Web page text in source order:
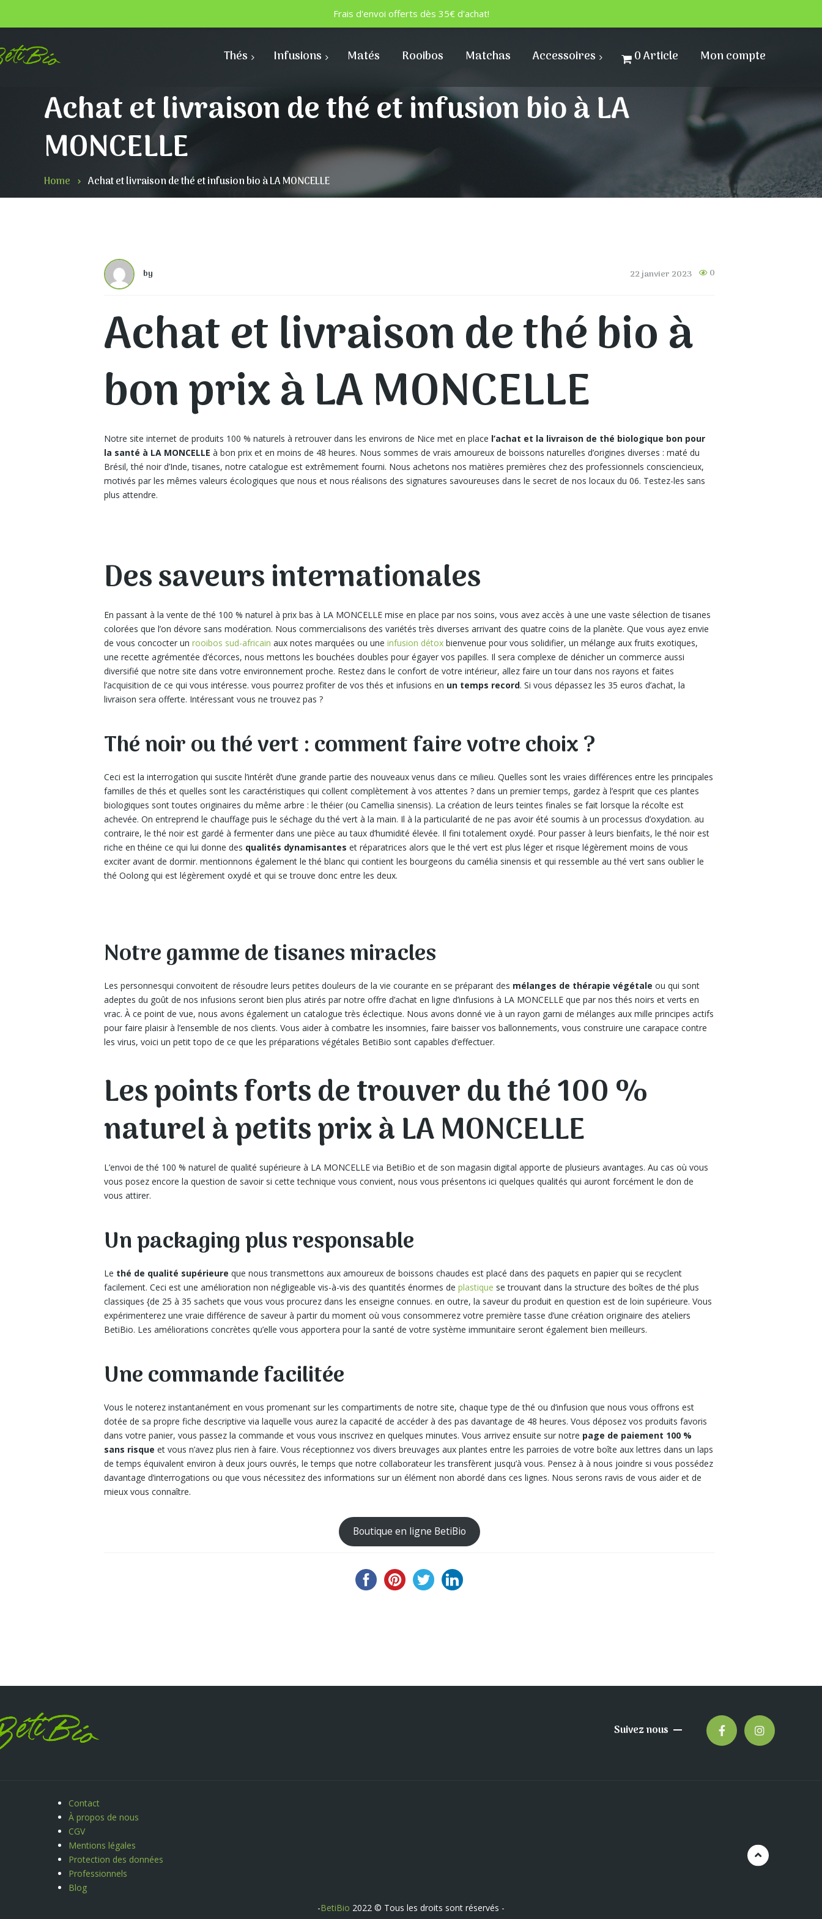
Thés Infusions Matés Rooibos Matchas Accessoires 0 Article Mon compte
Achat et livraison de thé et infusion bio à LA
MONCELLE
Home Achat et livraison de thé et infusion bio à LA MONCELLE
by 22 janvier 2023 0
Achat et livraison de thé bio à
bon prix à LA MONCELLE
Notre site internet de produits 100 % naturels à retrouver dans les environs de Nice met en place l’achat et la livraison de thé biologique bon pour
la santé à LA MONCELLE à bon prix et en moins de 48 heures. Nous sommes de vrais amoureux de boissons naturelles d’origines diverses : maté du
Brésil, thé noir d’Inde, tisanes, notre catalogue est extrêmement fourni. Nous achetons nos matières premières chez des professionnels consciencieux,
motivés par les mêmes valeurs écologiques que nous et nous réalisons des signatures savoureuses dans le secret de nos locaux du 06. Testez-les sans
plus attendre.
Des saveurs internationales
En passant à la vente de thé 100 % naturel à prix bas à LA MONCELLE mise en place par nos soins, vous avez accès à une une vaste sélection de tisanes
colorées que l’on dévore sans modération. Nous commercialisons des variétés très diverses arrivant des quatre coins de la planète. Que vous ayez envie
de vous concocter unrooibos sud-africain aux notes marquées ou uneinfusion détox bienvenue pour vous solidifier, un mélange aux fruits exotiques,
une recette agrémentée d’écorces, nous mettons les bouchées doubles pour égayer vos papilles. Il sera complexe de dénicher un commerce aussi
diversifié que notre site dans votre environnement proche. Restez dans le confort de votre intérieur, allez faire un tour dans nos rayons et faites
l’acquisition de ce qui vous intéresse. vous pourrez profiter de vos thés et infusions en un temps record. Si vous dépassez les 35 euros d’achat, la
livraison sera offerte. Intéressant vous ne trouvez pas ?
Thé noir ou thé vert : comment faire votre choix ?
Ceci est la interrogation qui suscite l’intérêt d’une grande partie des nouveaux venus dans ce milieu. Quelles sont les vraies différences entre les principales
familles de thés et quelles sont les caractéristiques qui collent complètement à vos attentes ? dans un premier temps, gardez à l’esprit que ces plantes
biologiques sont toutes originaires du même arbre : le théier (ou Camellia sinensis). La création de leurs teintes finales se fait lorsque la récolte est
achevée. On entreprend le chauffage puis le séchage du thé vert à la main. Il à la particularité de ne pas avoir été soumis à un processus d’oxydation. au
contraire, le thé noir est gardé à fermenter dans une pièce au taux d’humidité élevée. Il fini totalement oxydé. Pour passer à leurs bienfaits, le thé noir est
riche en théine ce qui lui donne des qualités dynamisantes et réparatrices alors que le thé vert est plus léger et risque légèrement moins de vous
exciter avant de dormir. mentionnons également le thé blanc qui contient les bourgeons du camélia sinensis et qui ressemble au thé vert sans oublier le
thé Oolong qui est légèrement oxydé et qui se trouve donc entre les deux.
Notre gamme de tisanes miracles
Les personnesqui convoitent de résoudre leurs petites douleurs de la vie courante en se préparant des mélanges de thérapie végétale ou qui sont
adeptes du goût de nos infusions seront bien plus atirés par notre offre d’achat en ligne d’infusions à LA MONCELLE que par nos thés noirs et verts en
vrac. À ce point de vue, nous avons également un catalogue très éclectique. Nous avons donné vie à un rayon garni de mélanges aux mille principes actifs
pour faire plaisir à l’ensemble de nos clients. Vous aider à combatre les insomnies, faire baisser vos ballonnements, vous construire une carapace contre
les virus, voici un petit topo de ce que les préparations végétales BetiBio sont capables d’effectuer.
Les points forts de trouver du thé 100 %
naturel à petits prix à LA MONCELLE
L’envoi de thé 100 % naturel de qualité supérieure à LA MONCELLE via BetiBio et de son magasin digital apporte de plusieurs avantages. Au cas où vous
vous posez encore la question de savoir si cette technique vous convient, nous vous présentons ici quelques qualités qui auront forcément le don de
vous attirer.
Un packaging plus responsable
Le thé de qualité supérieure que nous transmettons aux amoureux de boissons chaudes est placé dans des paquets en papier qui se recyclent
facilement. Ceci est une amélioration non négligeable vis-à-vis des quantités énormes deplastique se trouvant dans la structure des boîtes de thé plus
classiques {de 25 à 35 sachets que vous vous procurez dans les enseigne connues. en outre, la saveur du produit en question est de loin supérieure. Vous
expérimenterez une vraie différence de saveur à partir du moment où vous consommerez votre première tasse d’une création originaire des ateliers
BetiBio. Les améliorations concrètes qu’elle vous apportera pour la santé de votre système immunitaire seront également bien meilleurs.
Une commande facilitée
Vous le noterez instantanément en vous promenant sur les compartiments de notre site, chaque type de thé ou d’infusion que nous vous offrons est
dotée de sa propre fiche descriptive via laquelle vous aurez la capacité de accéder à des pas davantage de 48 heures. Vous déposez vos produits favoris
dans votre panier, vous passez la commande et vous vous inscrivez en quelques minutes. Vous arrivez ensuite sur notre page de paiement 100 %
sans risque et vous n’avez plus rien à faire. Vous réceptionnez vos divers breuvages aux plantes entre les parroies de votre boîte aux lettres dans un laps
de temps équivalent environ à deux jours ouvrés, le temps que notre collaborateur les transfèrent jusqu’à vous. Pensez à à nous joindre si vous possédez
davantage d’interrogations ou que vous nécessitez des informations sur un élément non abordé dans ces lignes. Nous serons ravis de vous aider et de
mieux vous connaître.
Boutique en ligne BetiBio
Suivez nous
Contact
À propos de nous
CGV
Mentions légales
Protection des données
Professionnels
Blog
-BetiBio 2022 © Tous les droits sont réservés -
Frais d'envoi offerts dès 35€ d'achat!